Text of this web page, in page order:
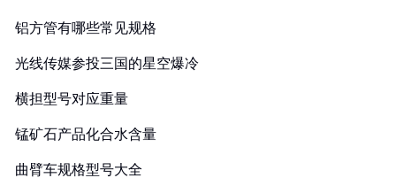
铝方管有哪些常见规格
光线传媒参投三国的星空爆冷
横担型号对应重量
锰矿石产品化合水含量
曲臂车规格型号大全